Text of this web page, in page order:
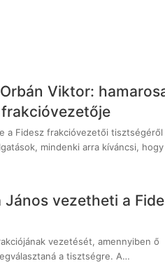
Viktor:
a Fidesz frakcióvezetői tisztségéről
mindenki arra kíváncsi,
János vezetheti a
vezetését, amennyiben ő
a tisztségre. A…